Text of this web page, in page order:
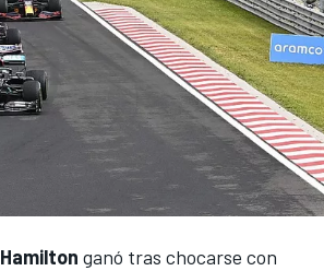
Hamilton ganó tras chocarse con